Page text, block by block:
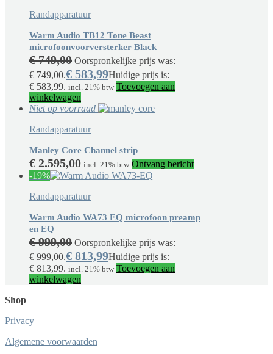
Randapparatuur
Warm Audio TB12 Tone Beast
microfoonvoorversterker Black
€749,00 Oorspronkelijke prijs was:
€ 749,00.€ 583,99Huidige prijs is:
€ 583,99. incl. 21% btw Toevoegen aan
winkelwagen
Niet op voorraad
Randapparatuur
Manley Core Channel strip
€ 2.595,00 incl. 21% btw Ontvang bericht
-19%
Randapparatuur
Warm Audio WA73 EQ microfoon preamp
en EQ
€999,00 Oorspronkelijke prijs was:
€ 999,00.€ 813,99Huidige prijs is:
€ 813,99. incl. 21% btw Toevoegen aan
winkelwagen
Shop
Privacy
Algemene voorwaarden